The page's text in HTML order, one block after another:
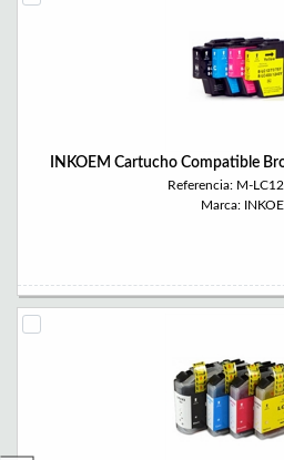
INKOEM Cartucho Compatible
Referencia: M-
Marca: